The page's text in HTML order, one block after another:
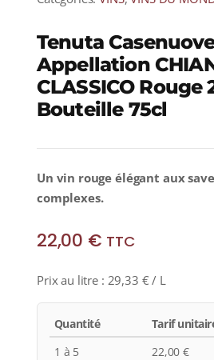
Tenuta
Appellation
CLASSICO Rouge
Bouteille 75cl
Un vin rouge élégant aux
complexes.
22,00 € TTC
Prix au litre : 29,33 € / L
Quantité
Tarif
1 à 5
22,00€